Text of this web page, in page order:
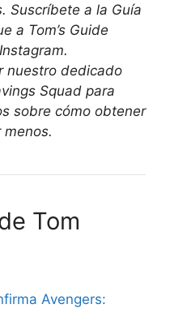
Suscríbete a la Guía
a Tom’s Guide
Instagram.
nuestro dedicado
Squad para
sobre cómo obtener
Tom
Avengers: